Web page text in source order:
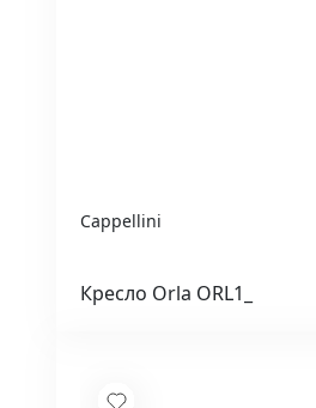
Cappellini
Кресло Orla ORL1_